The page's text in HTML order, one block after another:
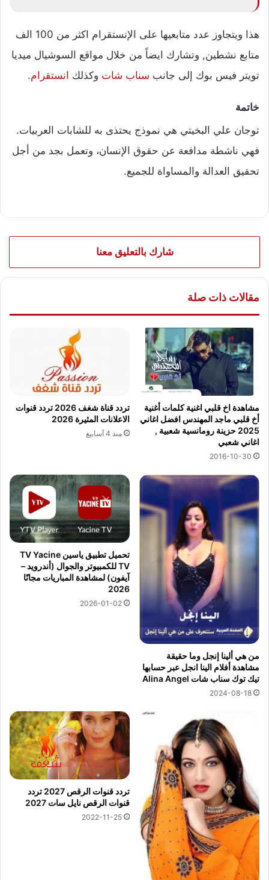
هذا ويتجاوز عدد متابعيها على الإنستقرام اكثر من 100 الف
متابع نشطين, وتشارك ايضاً من خلال مواقع السوشيال ميديا
تويتر فيس بوك إلى جانب سناب شات وكذلك انستقرام.
خاتمة
توجان علي البخيتي هي نموذج يحتذى به للشابات العربيات.
فهي ناشطة مدافعة عن حقوق الإنسان، وتعمل بجد من أجل
تحقيق العدالة والمساواة للجميع.
شارك بالتعليق معنا
مقالات ذات صلة
مشاهدة اخ قلبي اغنية كلمات أغنية
أخ قلبي ماجد المهندس افضل اغاني
2025 حزينة رومانسية شعبية ,
اغاني شعبي
2016-10-30
تردد قناة شغف 2026 تردد قنوات
الاعلانات المثيرة 2026
منذ 4 أسابيع
من هي ألينا إنجل وما حقيقة
مشاهدة أفلام الينا انجل عبر حسابها
تيك توك سناب شات Alina Angel
2024-08-18
تحميل تطبيق ياسين TV Yacine
TV للكمبيوتر والجوال (أندرويد –
آيفون) لمشاهدة المباريات مجانًا
2026
2026-01-02
تردد قنوات الرقص 2027 تردد
قنوات الرقص نايل سات 2027
2022-11-25